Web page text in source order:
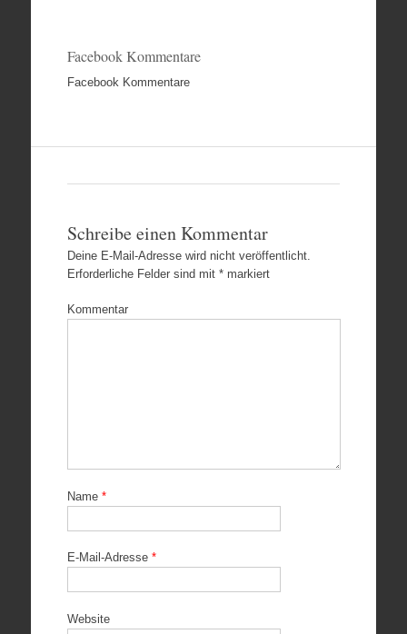
Facebook Kommentare
Facebook Kommentare
Schreibe einen Kommentar
Deine E-Mail-Adresse wird nicht veröffentlicht.
Erforderliche Felder sind mit *markiert
Kommentar
Name *
E-Mail-Adresse *
Website